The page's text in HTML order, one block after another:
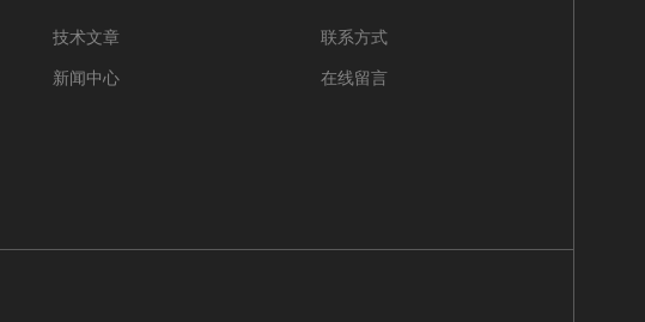
技术文章
新闻中心
联系方式
在线留言